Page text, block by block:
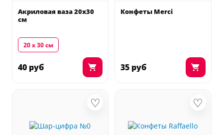
Акриловая ваза 20х30
см
20 х 30 см
40 руб
Конфеты Merci
35 руб
♡ ♡